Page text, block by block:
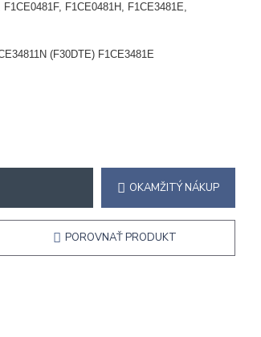
F1CE0481H, F1CE3481E,
(F30DTE) F1CE3481E
OKAMŽITÝ NÁKUP
POROVNAŤ PRODUKT